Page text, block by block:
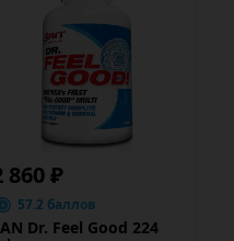
860 ₽
57.2 баллов
Dr. Feel Good 224